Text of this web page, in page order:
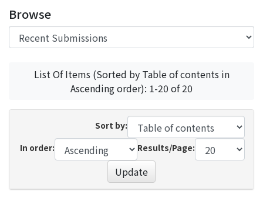
Browse
List Of Items (Sorted by Table of contents in
Ascending order): 1-20 of 20
Sort by:
In order:
Results/Page:
Update